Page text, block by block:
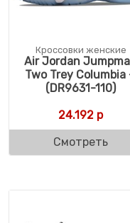
Кроссовки женские
Air Jordan
Two Trey Columbia
(DR9631-110)
24.192 р
Смотреть